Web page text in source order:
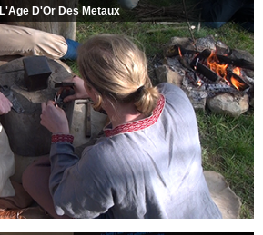
L'Age D'Or Des Metaux